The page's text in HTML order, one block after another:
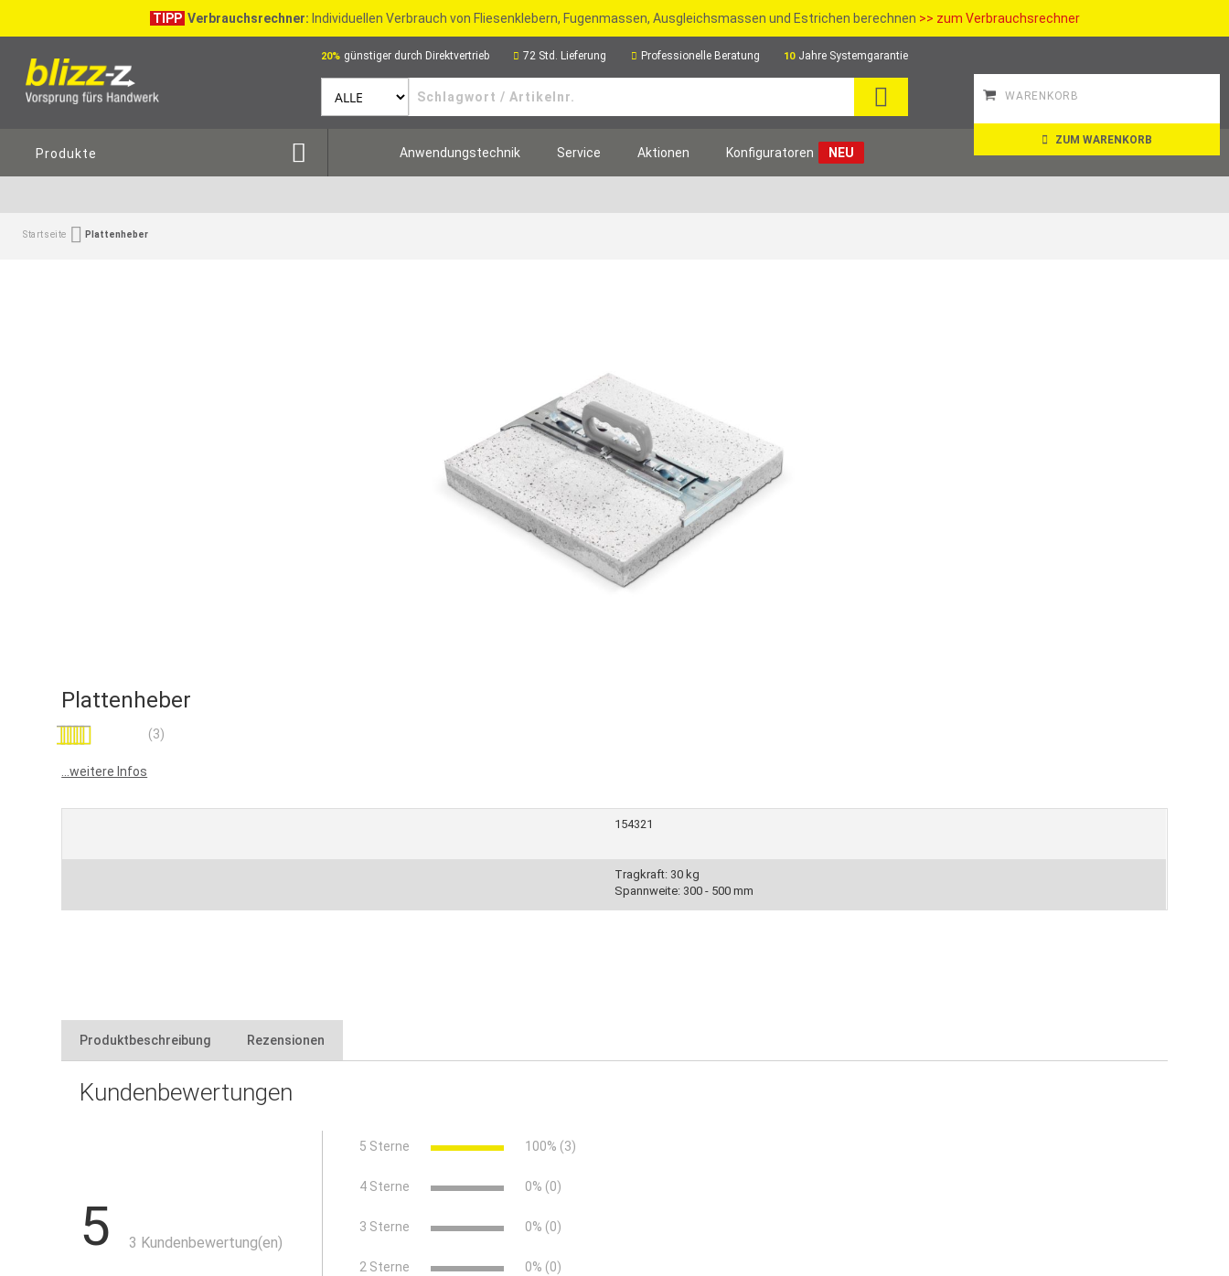
TIPP Verbrauchsrechner: Individuellen Verbrauch von Fliesenklebern, Fugenmassen, Ausgleichsmassen und Estrichen berechnen >> zum Verbrauchsrechner
20% günstiger durch Direktvertrieb 72 Std. Lieferung Professionelle Beratung 10 Jahre Systemgarantie
WARENKORB
ZUM WARENKORB
Produkte Anwendungstechnik Service Aktionen Konfiguratoren NEU
Startseite Plattenheber
Plattenheber
Bewertung: (3)
...weitere Infos
154321
Tragkraft: 30 kg
Spannweite: 300 - 500 mm
Produktbeschreibung
zum Transportieren und Verlegen von schweren und großformatigen Platten
Rezensionen
Kundenbewertungen
5 3 Kundenbewertung(en)
5 Sterne 100% (3)
4 Sterne 0% (0)
3 Sterne 0% (0)
2 Sterne 0% (0)